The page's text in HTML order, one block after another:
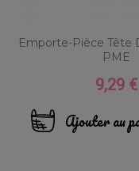
Emporte-Pièce Tête
PME
Prix
9,29 €
Ajouter au